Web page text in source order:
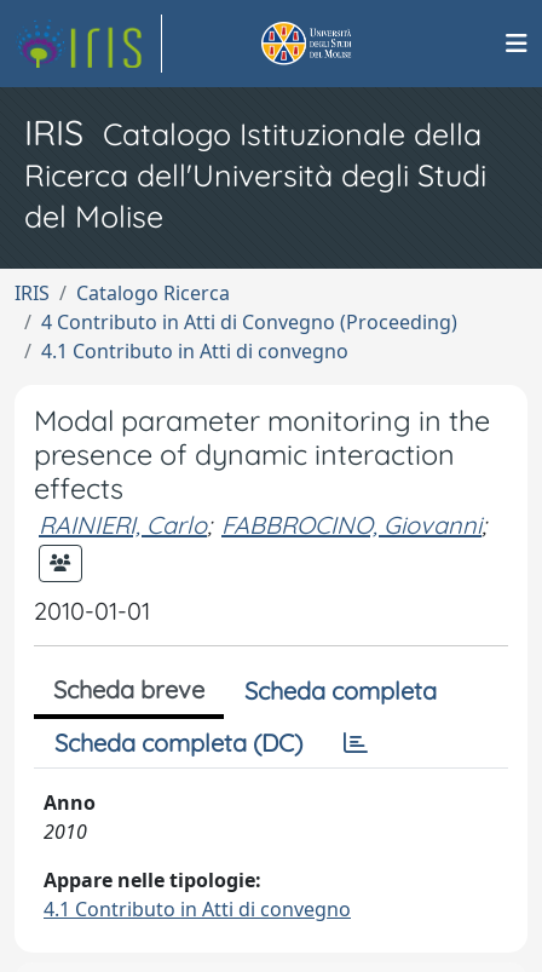
IRIS Catalogo Istituzionale della
Ricerca dell'Università degli Studi
del Molise
IRIS
Catalogo Ricerca
4 Contributo in Atti di Convegno (Proceeding)
4.1 Contributo in Atti di convegno
Modal parameter monitoring in the
presence of dynamic interaction
effects
RAINIERI, Carlo; FABBROCINO, Giovanni;
2010-01-01
Scheda breve
Scheda completa
Scheda completa (DC)
Anno
2010
Appare nelle tipologie:
4.1 Contributo in Atti di convegno